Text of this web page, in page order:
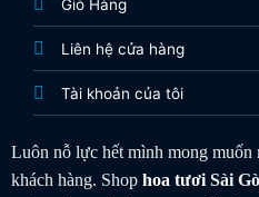
Giỏ Hàng
Liên hệ cửa hàng
Tài khoản của tôi
Luôn nỗ lực hết mình mong muốn
khách hàng. Shop hoa tươiSài